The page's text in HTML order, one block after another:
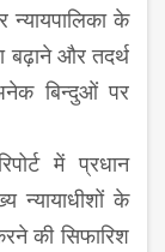
के
बढ़ाने और तदर्थ
बिन्दुओं पर
में प्रधान
न्यायाधीशों के
की सिफारिश